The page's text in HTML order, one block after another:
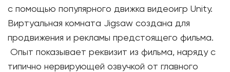
с помощью популярного движка видеоигр Unity.
Виртуальная комната Jigsaw создана для
продвижения и рекламы предстоящего фильма.
Опыт показывает реквизит из фильма, наряду с
типично нервирующей озвучкой от главного